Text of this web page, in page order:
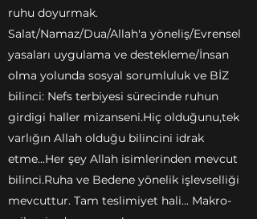
ruhu doyurmak.
Salat/Namaz/Dua/Allah'a yöneliş/Evrensel
yasaları uygulama ve destekleme/İnsan
olma yolunda sosyal sorumluluk ve BİZ
bilinci: Nefs terbiyesi sürecinde ruhun
girdigi haller mizanseni.Hiç olduğunu,tek
varlığın Allah olduğu bilincini idrak
etme...Her şey Allah isimlerinden mevcut
bilinci.Ruha ve Bedene yönelik işlevselliği
mevcuttur. Tam teslimiyet hali... Makro-